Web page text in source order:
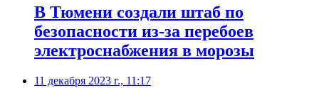
В Тюмени создали штаб по
безопасности из-за перебоев
электроснабжения в морозы
11 декабря 2023 г., 11:17